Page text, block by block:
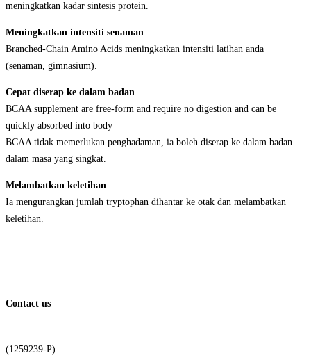
meningkatkan kadar sintesis protein.
Meningkatkan intensiti senaman
Branched-Chain Amino Acids meningkatkan intensiti latihan anda
(senaman, gimnasium).
Cepat diserap ke dalam badan
BCAA supplement are free-form and require no digestion and can be
quickly absorbed into body
BCAA tidak memerlukan penghadaman, ia boleh diserap ke dalam badan
dalam masa yang singkat.
Melambatkan keletihan
Ia mengurangkan jumlah tryptophan dihantar ke otak dan melambatkan
keletihan.
Contact us
(1259239-P)